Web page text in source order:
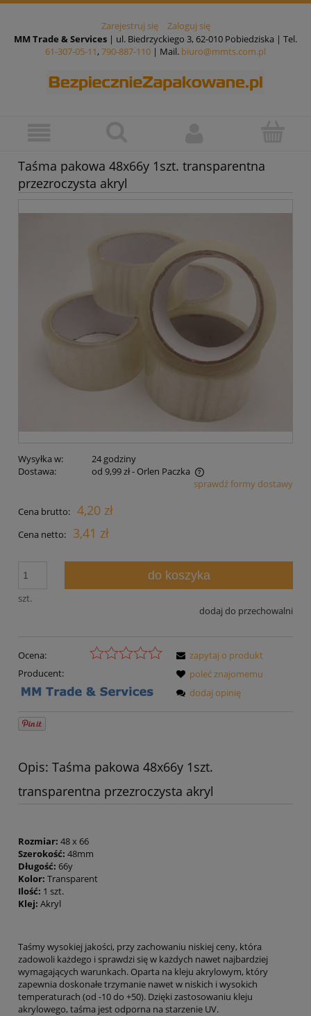
Zarejestruj się
Zaloguj się
MM Trade & Services | ul. Biedrzyckiego 3, 62-010 Pobiedziska | Tel.
61-307-05-11, 790-887-110 | Mail. biuro@mmts.com.pl
Taśma pakowa 48x66y 1szt. transparentna
przezroczysta akryl
Wysyłka w:
24 godziny
Dostawa:
od 9,99 zł- Orlen Paczka
Cena nie zawiera ewentualnych kosztów płatnościsprawdź formy dostawy
Cena brutto: 4,20 zł
Cena netto: 3,41 zł
szt.
do koszyka
dodaj do przechowalni
Ocena:
Producent:
zapytaj o produkt
poleć znajomemu
dodaj opinię
Opis: Taśma pakowa 48x66y 1szt.
transparentna przezroczysta akryl
Rozmiar: 48 x 66
Szerokość: 48mm
Długość: 66y
Kolor: Transparent
Ilość: 1 szt.
Klej: Akryl
Taśmy wysokiej jakości, przy zachowaniu niskiej ceny, która
zadowoli każdego i sprawdzi się w każdych nawet najbardziej
wymagających warunkach. Oparta na kleju akrylowym, który
zapewnia doskonałe trzymanie nawet w niskich i wysokich
temperaturach (od -10 do +50). Dzięki zastosowaniu kleju
akrylowego, taśma jest odporna na starzenie UV.